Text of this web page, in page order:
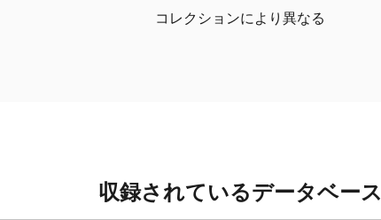
コレクションにより異なる
収録されているデータベース